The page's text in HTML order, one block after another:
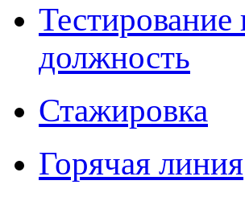
Тестирование
должность
Стажировка
Горячая линия